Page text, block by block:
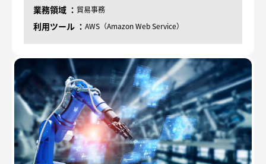
業務領域 貿易事務
利用ツール AWS（Amazon Web Service）